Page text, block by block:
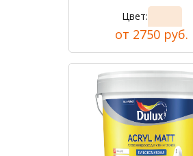
Цвет:
от 2750 руб.